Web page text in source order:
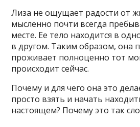
Лиза не ощущает радости от
мысленно почти всегда
месте. Ее тело находится в
в другом. Таким образом, она
проживает полноценно тот
происходит сейчас.
Почему и для чего она это
просто взять и начать
настоящем? Почему это так